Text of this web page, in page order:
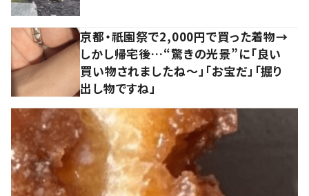
京都・祇園祭で2,000円で買った着物→
しかし帰宅後…“驚きの光景”に「良い
買い物されましたね～」「お宝だ」「掘り
出し物ですね」